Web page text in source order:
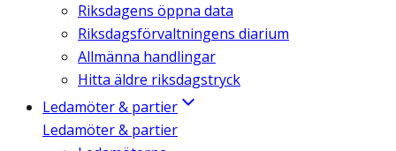
Riksdagens öppna data
Riksdagsförvaltningens diarium
Allmänna handlingar
Hitta äldre riksdagstryck
Ledamöter & partier
Ledamöter & partier